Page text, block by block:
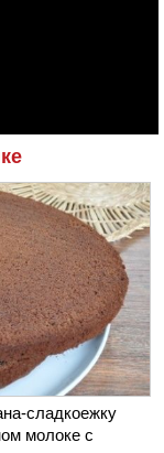
сладкоежку
молоке с